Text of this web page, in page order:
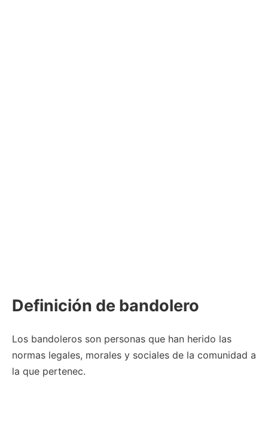
Definición de bandolero
Los bandoleros son personas que han herido las
normas legales, morales y sociales de la comunidad a
la que pertenec.